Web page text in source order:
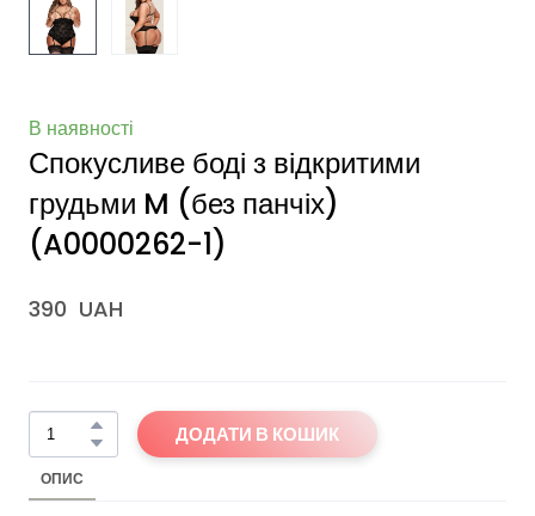
В наявності
Спокусливе боді з відкритими
грудьми M (без панчіх)
(A0000262-1)
390  UAH
ДОДАТИ В КОШИК
ОПИС